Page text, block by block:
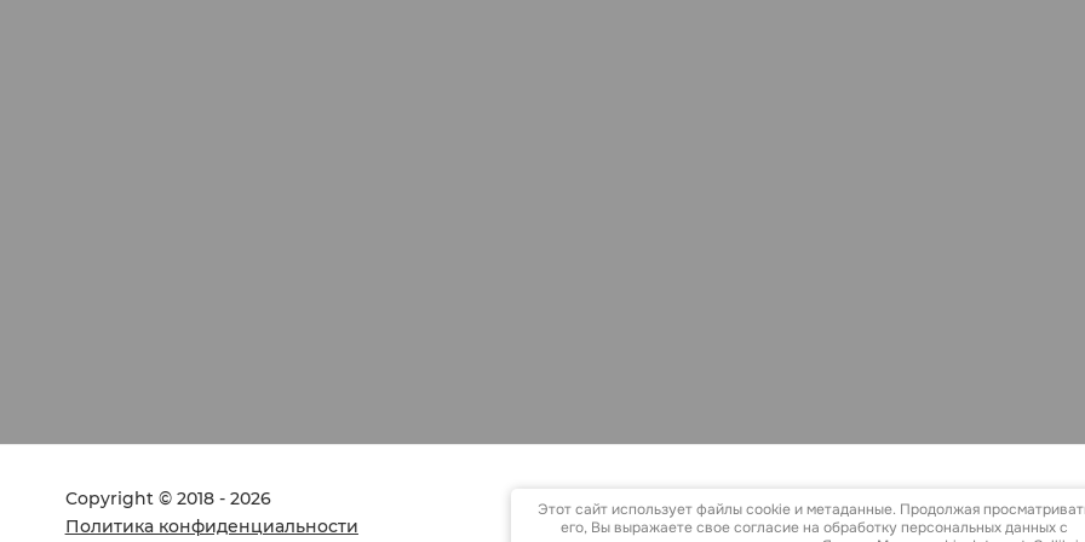
Copyright © 2018 - 2026
Политика конфиденциальности
Этот сайт использует файлы cookie и метаданные. Продолжая
его, Вы выражаете свое согласие на обработку персональных данных с